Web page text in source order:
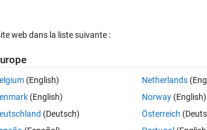
By using FFT plot a Sinc function & find the
normalization.
web dans la liste suivante :
(English)
(English)
(Deutsch)
Netherlands
Norway(English)
Österreich